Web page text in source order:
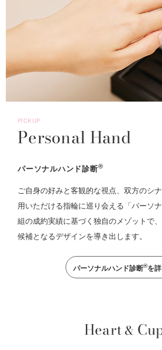
PICKUP
Personal Hand
パーソナルハンド診断®
ご自身の好みと客観的な視点、双方のシ
用いただける指輪に巡り会える「パーソ
組の成約実績に基づく独自のメゾットで
候補となるデザインを導き出します。
パーソナルハンド診断®を
Heart&